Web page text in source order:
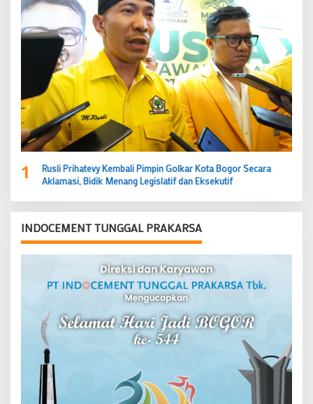
1
Rusli Prihatevy Kembali Pimpin Golkar Kota Bogor Secara
Aklamasi, Bidik Menang Legislatif dan Eksekutif
INDOCEMENT TUNGGAL PRAKARSA